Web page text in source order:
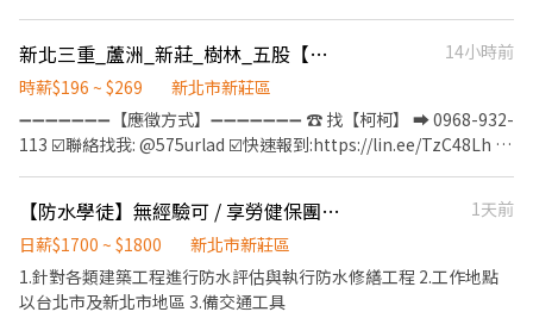
15:00~00:00- 底薪220/H+單日檔時津貼5/H=225/時薪 ⭐️晚8班
20:00~00:00- 底薪215+單日檔時津貼5/H=225/時薪 ⭐️大夜班
交通車＜＜▬ 1.⭐️新北市板橋⭐️07:40板橋車站➔08:30-45長榮倉 ⬇️
上班時間：早班09:00-18:00(只有到長榮倉) 2.⭐️新北新莊體育館
⭐️07:40新莊體育館➔08:30-45長榮倉 ⬇️上班時間：早班09:00-
18:00(只有到長榮倉) ▬＞＞快速應徵＜＜▬ 👉+官方好友👉
https://lin.ee/j8HhyQT 👉並留言【大名+電話+截職缺圖片】 ➠👉
庭庭:0927112395❤️（截圖詢問) 📢【防詐騙提醒】 官方專線：03-
355-4436（分機300） 找工作請認明官方管道，避免私下交易或提
供個資！
新北三重_蘆洲_新莊_樹林_五股【🦐蝦皮店到店_門市人員】兼職首選🚀完整教育訓練
14小時前
時薪$196 ~ $269
新北市新莊區
➖➖➖➖➖➖➖【應徵方式】➖➖➖➖➖➖➖ ☎️ 找【柯柯】 ➡ 0968-932-
113 ☑️聯絡找我: @575urlad ☑️快速報到:https://lin.ee/TzC48Lh 加
或想兼差的你/妳加入🦐 ❤️❤️排休，依行事曆見紅天數休❤️❤️ ❤️❤️
兼職時段排休一周至少排4天(依實際區經理安排為主，可溝通再討
論)❤️❤️ ☀️☀️☀️【職-缺-介-紹】☀️☀️☀️ ✈ 工作時間： 長期輪班(需配
合以下兩個時段排班)： 早班：11:00 - 19:30 晚班：14:15 - 22:45 --
【防水學徒】無經驗可 / 享勞健保團保 / 師傅不藏私指導 / 視表現調薪快
1天前
日薪$1700 ~ $1800
新北市新莊區
1.針對各類建築工程進行防水評估與執行防水修繕工程 2.工作地點
以台北市及新北市地區 3.備交通工具